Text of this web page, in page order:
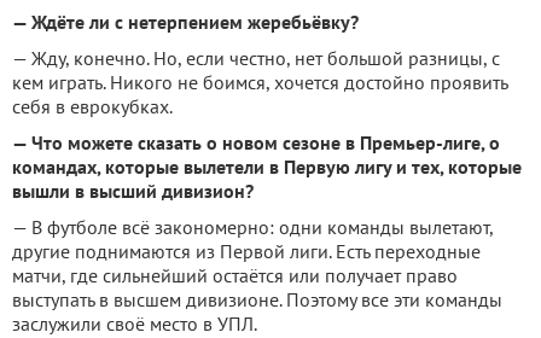
— Ждёте ли с нетерпением жеребьёвку?
— Жду, конечно. Но, если честно, нет большой разницы, с
кем играть. Никого не боимся, хочется достойно проявить
себя в еврокубках.
— Что можете сказать о новом сезоне в Премьер-лиге, о
командах, которые вылетели в Первую лигу и тех, которые
вышли в высший дивизион?
— В футболе всё закономерно: одни команды вылетают,
другие поднимаются из Первой лиги. Есть переходные
матчи, где сильнейший остаётся или получает право
выступать в высшем дивизионе. Поэтому все эти команды
заслужили своё место в УПЛ.